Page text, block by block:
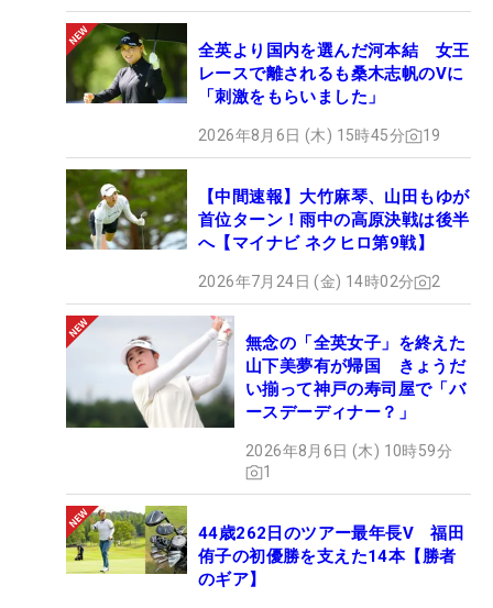
全英より国内を選んだ河本結 女王
レースで離されるも桑木志帆のVに
「刺激をもらいました」
2026年8月6日 (木) 15時45分 19
【中間速報】大竹麻琴、山田もゆが
首位ターン！雨中の高原決戦は後半
へ【マイナビ ネクヒロ第9戦】
2026年7月24日 (金) 14時02分 2
無念の「全英女子」を終えた
山下美夢有が帰国 きょうだ
い揃って神戸の寿司屋で「バ
ースデーディナー？」
2026年8月6日 (木) 10時59分
1
44歳262日のツアー最年長V 福田
侑子の初優勝を支えた14本【勝者
のギア】